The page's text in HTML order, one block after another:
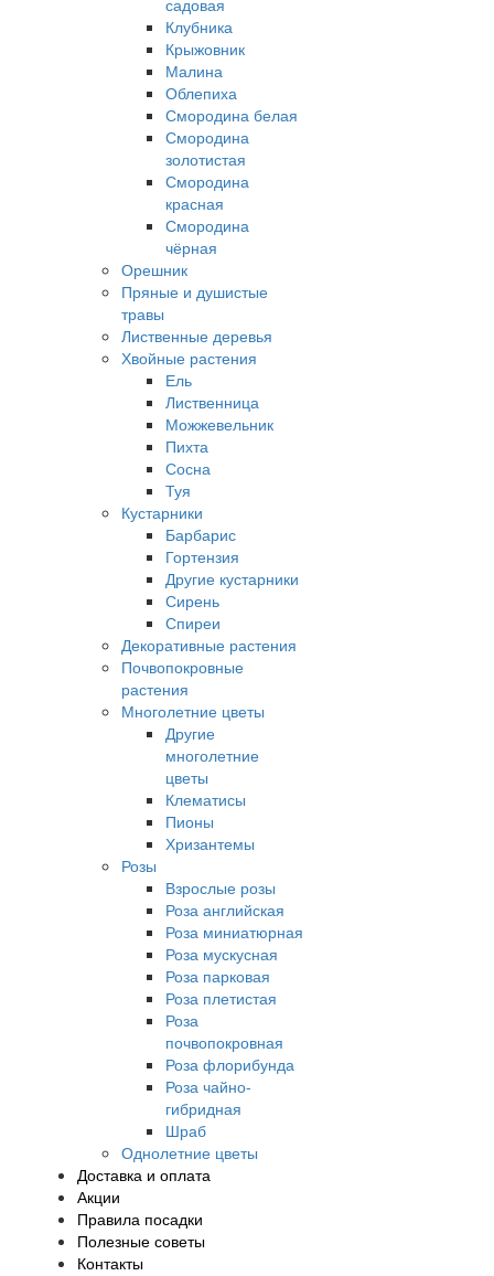
садовая
Клубника
Крыжовник
Малина
Облепиха
Смородина белая
Смородина
золотистая
Смородина
красная
Смородина
чёрная
Орешник
Пряные и душистые
травы
Лиственные деревья
Хвойные растения
Ель
Лиственница
Можжевельник
Пихта
Сосна
Туя
Кустарники
Барбарис
Гортензия
Другие кустарники
Сирень
Спиреи
Декоративные растения
Почвопокровные
растения
Многолетние цветы
Другие
многолетние
цветы
Клематисы
Пионы
Хризантемы
Розы
Взрослые розы
Роза английская
Роза миниатюрная
Роза мускусная
Роза парковая
Роза плетистая
Роза
почвопокровная
Роза флорибунда
Роза чайно-
гибридная
Шраб
Однолетние цветы
Доставка и оплата
Акции
Правила посадки
Полезные советы
Контакты